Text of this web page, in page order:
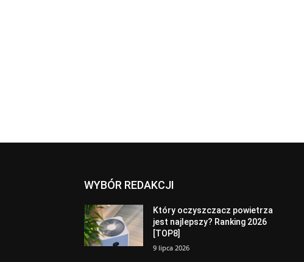
WYBÓR REDAKCJI
Który oczyszczacz powietrza
jest najlepszy? Ranking 2026
[TOP8]
9 lipca 2026